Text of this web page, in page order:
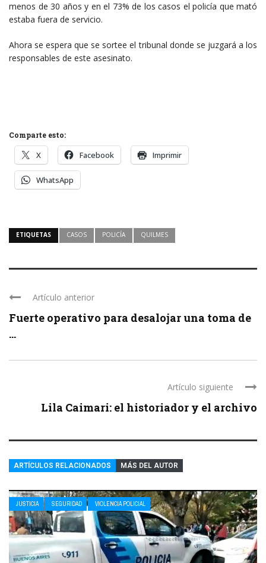
menos de 30 años y en el 73% de los casos el policía que mató
estaba fuera de servicio.
Ahora se espera que se sortee el tribunal donde se juzgará a los
responsables de este asesinato.
Comparte esto:
X Facebook Imprimir
WhatsApp
ETIQUETAS CASOS POLICÍA QUILMES
Artículo anterior
Fuerte operativo para desalojar una toma de
...
Artículo siguiente
Lila Caimari: el historiador y el archivo
ARTÍCULOS RELACIONADOS MÁS DEL AUTOR
JUSTICIA SEGURIDAD VIOLENCIA POLICIAL